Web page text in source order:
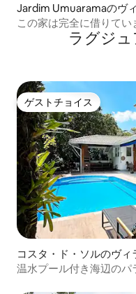
Jardim Umuaramaのヴ
この家は完全に借りてい
ラグジ
ゲストチョイス
ゲストチョイス
コスタ・ド・ソルのヴィ
温水プール付き海辺のパ